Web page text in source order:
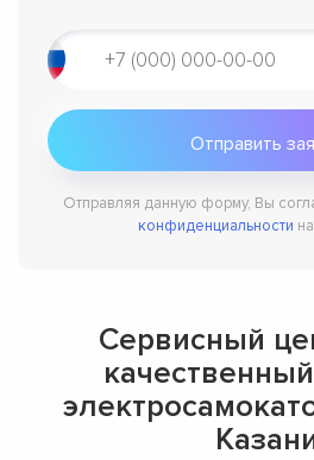
Отправляя данную форму, Вы
конфиденциальности
Сервисный